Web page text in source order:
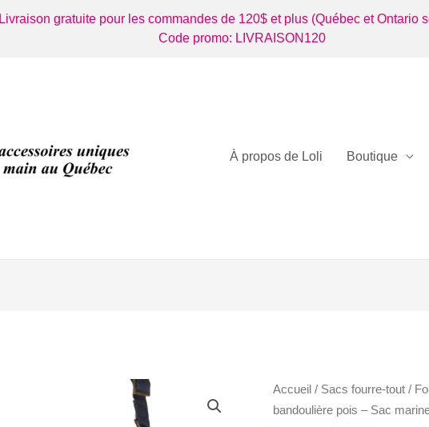
Livraison gratuite pour les commandes de 120$ et plus (Québec et Ontario
Code promo: LIVRAISON120
À propos de Loli Boutique
Accueil / Sacs fourre-tout /
bandoulière pois – Sac